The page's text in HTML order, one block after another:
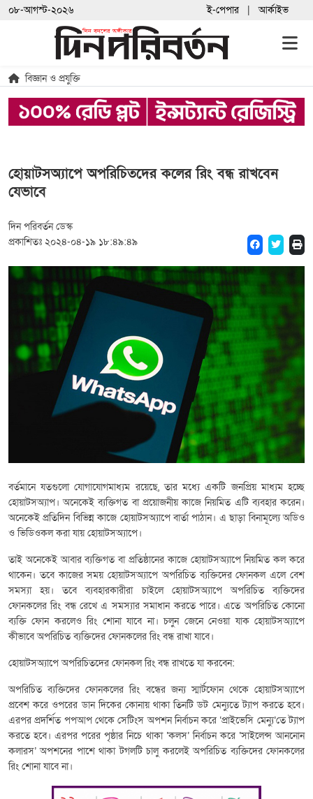
০৮-আগস্ট-২০২৬ ই-পেপার আর্কাইভ
বিজ্ঞান ও প্রযুক্তি
হোয়াটসঅ্যাপে অপরিচিতদের কলের রিং বন্ধ রাখবেন
যেভাবে
দিন পরিবর্তন ডেস্ক
প্রকাশিতঃ ২০২৪-০৪-১৯ ১৮:৪৯:৪৯
বর্তমানে যতগুলো যোগাযোগমাধ্যম রয়েছে, তার মধ্যে একটি জনপ্রিয় মাধ্যম হচ্ছে
হোয়াটসঅ্যাপ। অনেকেই ব্যক্তিগত বা প্রয়োজনীয় কাজে নিয়মিত এটি ব্যবহার করেন।
অনেকেই প্রতিদিন বিভিন্ন কাজে হোয়াটসঅ্যাপে বার্তা পাঠান। এ ছাড়া বিনামূল্যে অডিও
ও ভিডিওকল করা যায় হোয়াটসঅ্যাপে।
তাই অনেকেই আবার ব্যক্তিগত বা প্রতিষ্ঠানের কাজে হোয়াটসঅ্যাপে নিয়মিত কল করে
থাকেন। তবে কাজের সময় হোয়াটসঅ্যাপে অপরিচিত ব্যক্তিদের ফোনকল এলে বেশ
সমস্যা হয়। তবে ব্যবহারকারীরা চাইলে হোয়াটসঅ্যাপে অপরিচিত ব্যক্তিদের
ফোনকলের রিং বন্ধ রেখে এ সমস্যার সমাধান করতে পারে। এতে অপরিচিত কোনো
ব্যক্তি ফোন করলেও রিং শোনা যাবে না। চলুন জেনে নেওয়া যাক হোয়াটসঅ্যাপে
কীভাবে অপরিচিত ব্যক্তিদের ফোনকলের রিং বন্ধ রাখা যাবে।
হোয়াটসঅ্যাপে অপরিচিতদের ফোনকল রিং বন্ধ রাখতে যা করবেন:
অপরিচিত ব্যক্তিদের ফোনকলের রিং বন্ধের জন্য স্মার্টফোন থেকে হোয়াটসঅ্যাপে
প্রবেশ করে ওপরের ডান দিকের কোনায় থাকা তিনটি ডট মেন্যুতে ট্যাপ করতে হবে।
এরপর প্রদর্শিত পপআপ থেকে সেটিংস অপশন নির্বাচন করে ‘প্রাইভেসি মেন্যু’তে ট্যাপ
করতে হবে। এরপর পরের পৃষ্ঠার নিচে থাকা ‘কলস’ নির্বাচন করে ‘সাইলেন্স আননোন
কলারস’ অপশনের পাশে থাকা টগলটি চালু করলেই অপরিচিত ব্যক্তিদের ফোনকলের
রিং শোনা যাবে না।